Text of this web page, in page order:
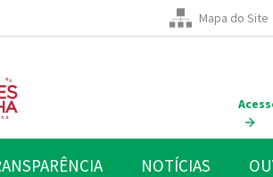
Mapa do Site
NOTÍCIAS